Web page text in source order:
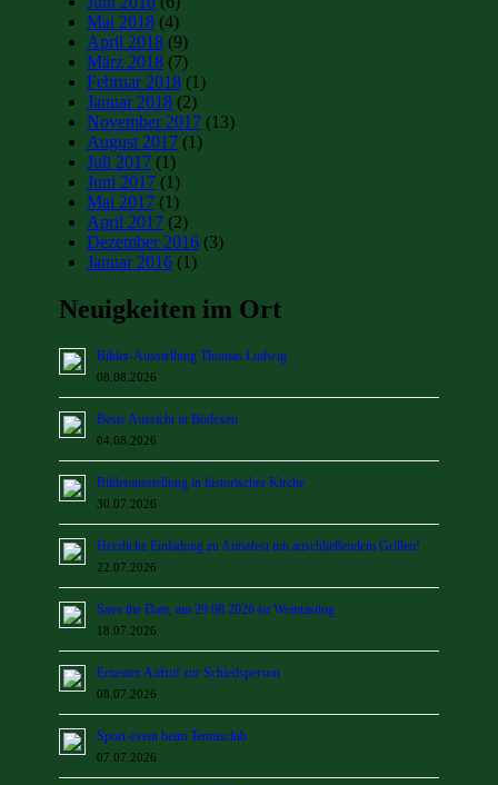
Mai 2018 (4)
April 2018 (9)
März 2018 (7)
Februar 2018 (1)
Januar 2018 (2)
November 2017 (13)
August 2017 (1)
Juli 2017 (1)
Juni 2017 (1)
Mai 2017 (1)
April 2017 (2)
Dezember 2016 (3)
Januar 2016 (1)
Neuigkeiten im Ort
Bilder-Ausstellung Thomas Ludwig
08.08.2026
Beste Aussicht in Bödexen
04.08.2026
Bilderausstellung in historischer Kirche
30.07.2026
Herzliche Einladung zu Annafest mit anschließendem Grillen!
22.07.2026
Save the Date, am 29.08.2026 ist Weintasting
18.07.2026
Erneuter Aufruf zur Schiedsperson
08.07.2026
Sport-event beim Tennisclub
07.07.2026